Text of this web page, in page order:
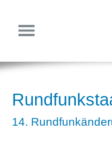
14.